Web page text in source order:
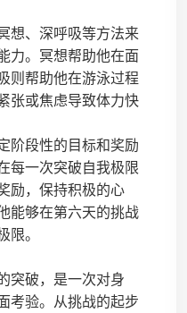
想、深呼吸等方法来
力。冥想帮助他在面
则帮助他在游泳过程
张或焦虑导致体力快
阶段性的目标和奖励
每一次突破自我极限
励，保持积极的心
能够在第六天的挑战
。
突破，是一次对身
考验。从挑战的起步